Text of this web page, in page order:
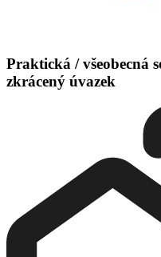
Praktická / všeobecná
zkrácený úvazek